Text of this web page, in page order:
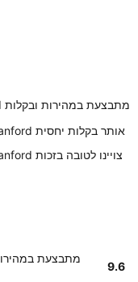
החזרת רכב לחברת Budget בSanford מתבצעת במהירות ובקלות
לקוחותנו אומרים שמיקום Budget בSanford אותר בקלות יחסית
9.6